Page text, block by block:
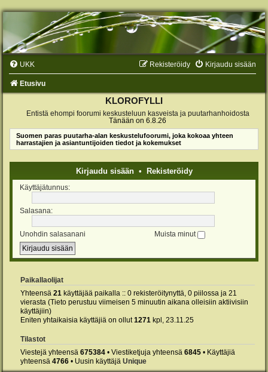
UKK Kirjaudu sisään
Rekisteröidy
Etusivu
KLOROFYLLI
Entistä ehompi foorumi keskusteluun kasveista ja puutarhanhoidosta
Tänään on 6.8.26
Suomen paras puutarha-alan keskustelufoorumi, joka kokoaa yhteen
harrastajien ja asiantuntijoiden tiedot ja kokemukset
Kirjaudu sisään• Rekisteröidy
Käyttäjätunnus:
Salasana:
Unohdin salasanani Muista minut
Paikallaolijat
Yhteensä 21 käyttäjää paikalla :: 0 rekisteröitynyttä, 0 piilossa ja 21
vierasta (Tieto perustuu viimeisen 5 minuutin aikana olleisiin aktiivisiin
käyttäjiin)
Eniten yhtaikaisia käyttäjiä on ollut1271 kpl, 23.11.25
Tilastot
Viestejä yhteensä 675384 • Viestiketjuja yhteensä 6845 • Käyttäjiä
yhteensä 4766 • Uusin käyttäjä Unique